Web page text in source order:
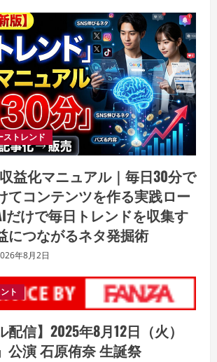
ストレンド
益化マニュアル｜毎日30分で
てコンテンツを作る実践ロー
けで毎日トレンドを収集す
につながるネタ発掘術
年8月2日
ト
配信】2025年8月12日（火）
公演 石原侑奈 生誕祭